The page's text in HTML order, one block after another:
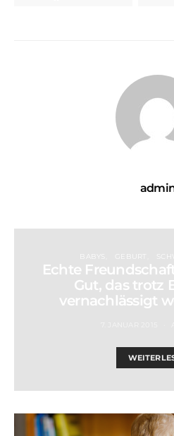
BABYS
Echte
Gut, das trotz
vernachlässigt